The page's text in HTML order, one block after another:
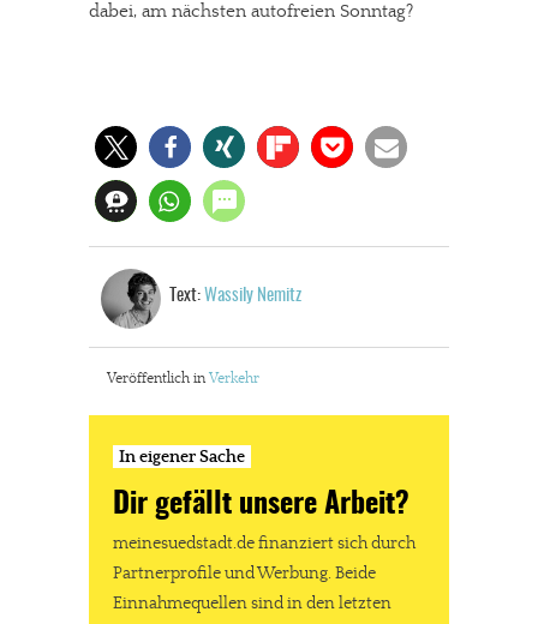
In eigener Sache
Dir gefällt unsere Arbeit?
dabei, am nächsten autofreien Sonntag?
Text: Wassily Nemitz
Veröffentlich in Verkehr
In eigener Sache
Dir gefällt unsere Arbeit?
meinesuedstadt.de finanziert sich durch
Partnerprofile und Werbung. Beide
Einnahmequellen sind in den letzten